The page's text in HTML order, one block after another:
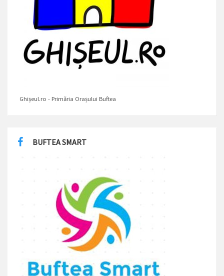
Ghișeul.ro - Primăria Orașului Buftea
BUFTEA SMART